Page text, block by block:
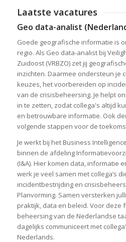
Laatste vacatures
Geo data-analist
Goede geografische informatie is
regio. Als Geo data-analist bij
Zuidoost (VRBZO) zet jij
inzichten. Daarmee ondersteun je
keuzes, het voorbereiden op
van de crisisbeheersing. Je helpt
in te zetten, zodat collega's altijd
en betrouwbare informatie. Ook
volgende stappen voor de
Je werkt bij het Business
binnen de afdeling
(I&A). Hier komen data, informatie
werk je veel samen met collega’s
incidentbestrijding en
Planvorming. Samen versterken
praktijk, data en beleid. Voor deze
beheersing van de Nederlandse
dagelijks communiceert met
Nederlands.